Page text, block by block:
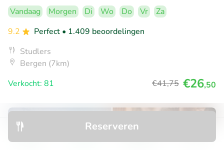
Reserveren
Vandaag Morgen Di Wo Do Vr
Za
9.2
Perfect • 1.409 beoordelingen
Studlers
Bergen (7km)
Verkocht: 81
€41,75 €26,50